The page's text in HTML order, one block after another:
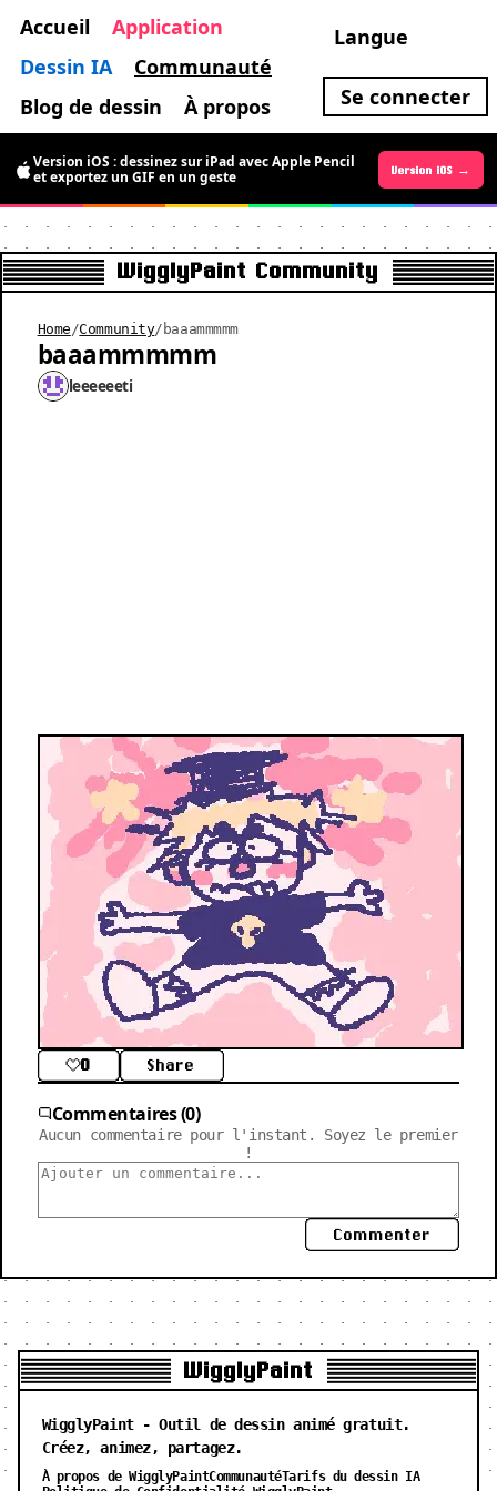
Accueil
Application
Dessin IA
Communauté
Blog de dessin
À propos
Langue
Se connecter
Version Android →
Version iOS : dessinez sur iPad avec Apple Pencil
et exportez un GIF en un geste
Version iOS →
WigglyPaint Community
Home /Community/ baaammmmm
baaammmmm
leeeeeeti
0 Share
Commentaires (0)
Aucun commentaire pour l'instant. Soyez le premier
!
Commenter
WigglyPaint
WigglyPaint - Outil de dessin animé gratuit.
Créez, animez, partagez.
À propos de WigglyPaintCommunautéTarifs du dessin IA